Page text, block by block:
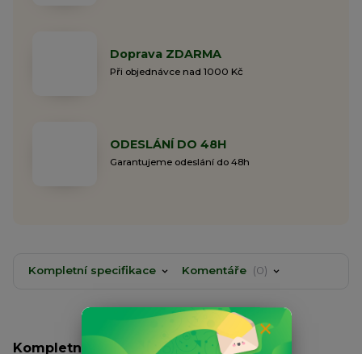
Doprava ZDARMA
Při objednávce nad 1000 Kč
ODESLÁNÍ DO 48H
Garantujeme odeslání do 48h
Kompletní specifikace Komentáře 0
Kompletní specifikace